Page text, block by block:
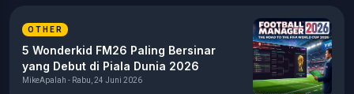
OTHER
5 Wonderkid FM26 Paling Bersinar
yang Debut di Piala Dunia 2026
MikeApalah - Rabu, 24 Juni 2026